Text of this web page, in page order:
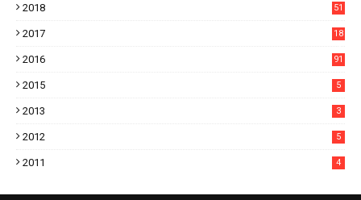
2018
51
2017
18
2016 91
2015 5
2013 3
2012 5
2011 4